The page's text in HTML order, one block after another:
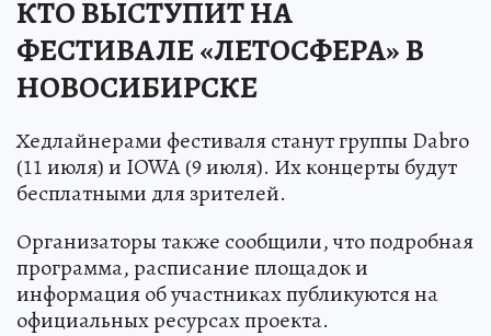
КТО ВЫСТУПИТ НА
ФЕСТИВАЛЕ «ЛЕТОСФЕРА» В
НОВОСИБИРСКЕ
Хедлайнерами фестиваля станут группы Dabro
(11 июля) и IOWA (9 июля). Их концерты будут
бесплатными для зрителей.
Организаторы также сообщили, что подробная
программа, расписание площадок и
информация об участниках публикуются на
официальных ресурсах проекта.